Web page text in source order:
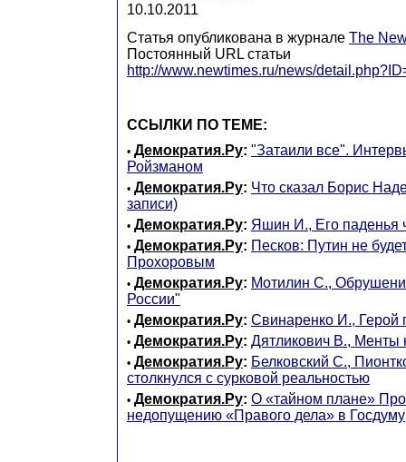
10.10.2011
Статья опубликована в журнале The
Постоянный URL статьи
http://www.newtimes.ru/news/
ССЫЛКИ ПО ТЕМЕ:
• Демократия.Ру: "Затаили все".
Ройзманом
• Демократия.Ру: Что сказал Борис
записи)
• Демократия.Ру: Яшин И., Его паденья
• Демократия.Ру: Песков: Путин не
Прохоровым
• Демократия.Ру: Мотилин С.,
России"
• Демократия.Ру: Свинаренко И., Герой
• Демократия.Ру: Дятликович В., Менты
• Демократия.Ру: Белковский С.,
столкнулся с сурковой реальностью
• Демократия.Ру: О «тайном плане»
недопущению «Правого дела» в Госдуму